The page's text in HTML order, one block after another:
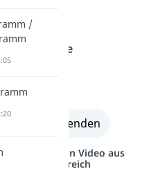
Werte in die
(x + 4)²
einblenden
Hier ein Video aus
anderen Bereich
/